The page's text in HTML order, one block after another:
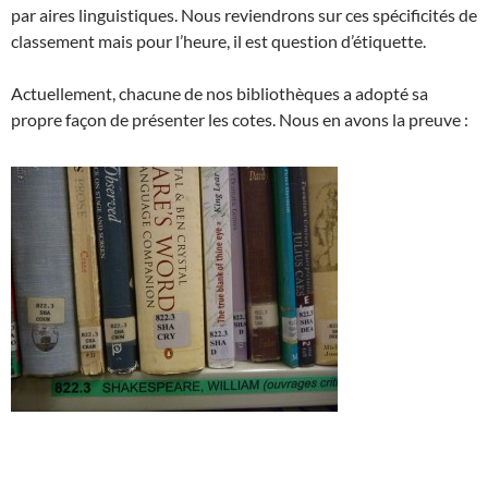
par aires linguistiques. Nous reviendrons sur ces spécificités de
classement mais pour l’heure, il est question d’étiquette.
Actuellement, chacune de nos bibliothèques a adopté sa
propre façon de présenter les cotes. Nous en avons la preuve :